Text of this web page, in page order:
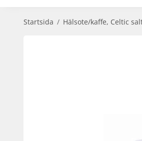
Startsida / Hälsote/kaffe, Celtic